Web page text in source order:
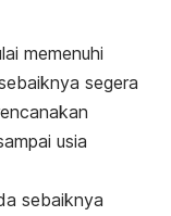
memenuhi
segera
usia
sebaiknya